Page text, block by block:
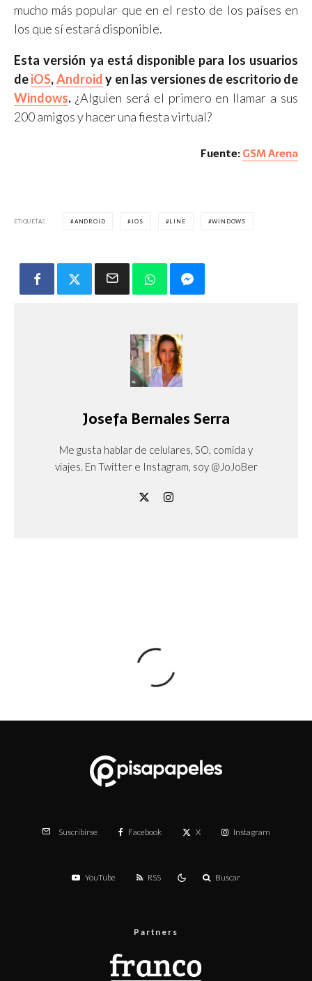
mucho más popular que en el resto de los países en
los que sí estará disponible.
Esta versión ya está disponible para los usuarios
deiOS,Androidy en las versiones de escritorio de
Windows. ¿Alguien será el primero en llamar a sus
200 amigos y hacer una fiesta virtual?
Fuente:GSM Arena
ETIQUETAS ANDROID IOS LINE WINDOWS
Josefa Bernales Serra
Me gusta hablar de celulares, SO, comida y
viajes. En Twitter e Instagram, soy @JoJoBer
Suscribirse Facebook X Instagram
YouTube RSS Buscar
Partners